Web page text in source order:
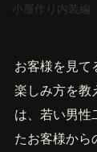
小屋作り内装編
お客様を見て
楽しみ方を教
は、若い男性
たお客様から